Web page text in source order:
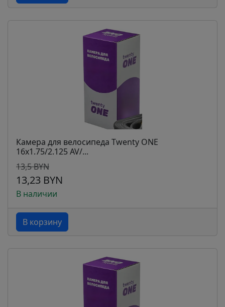
Камера для велосипеда Twenty ONE
16х1.75/2.125 AV/...
13,5 BYN
13,23 BYN
В наличии
В корзину